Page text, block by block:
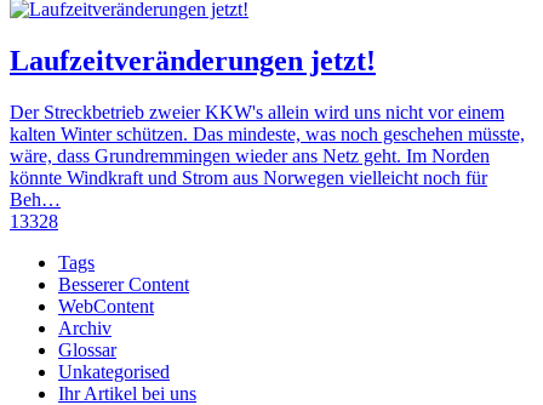
Laufzeitveränderungen jetzt!
Der Streckbetrieb zweier KKW's allein wird uns nicht vor einem
kalten Winter schützen. Das mindeste, was noch geschehen müsste,
wäre, dass Grundremmingen wieder ans Netz geht. Im Norden
könnte Windkraft und Strom aus Norwegen vielleicht noch für
Beh…
13328
Tags
Besserer Content
WebContent
Archiv
Glossar
Unkategorised
Ihr Artikel bei uns